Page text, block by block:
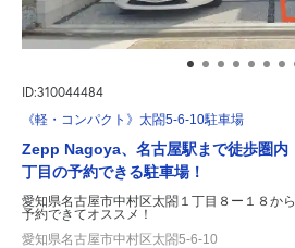
ID:310044484
《軽・コンパクト》太閤5-6-10駐車場
Zepp Nagoya、名古屋駅まで徒歩圏内
丁目の予約できる駐車場！
愛知県名古屋市中村区太閤１丁目８ー１８から
予約できてオススメ！
愛知県名古屋市中村区太閤5-6-10